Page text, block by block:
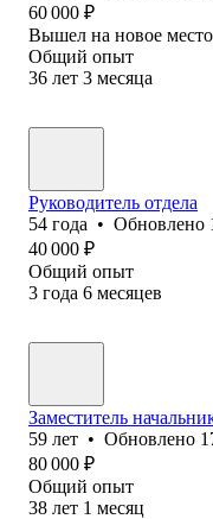
60 000 ₽
Вышел на новое место
Общий опыт
36 лет 3 месяца
Руководитель отдела
54 года • Обновлено
40 000 ₽
Общий опыт
3 года 6 месяцев
Заместитель
59 лет • Обновлено
80 000 ₽
Общий опыт
38 лет 1 месяц